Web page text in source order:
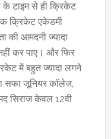
टाइम से ही क्रिकेट
क्रिकेट एकेडमी
की आमदनी ज्यादा
कर पाए। और फिर
में बहुत ज्यादा लगने
सफा जूनियर कॉलेज,
सिराज केवल 12वी